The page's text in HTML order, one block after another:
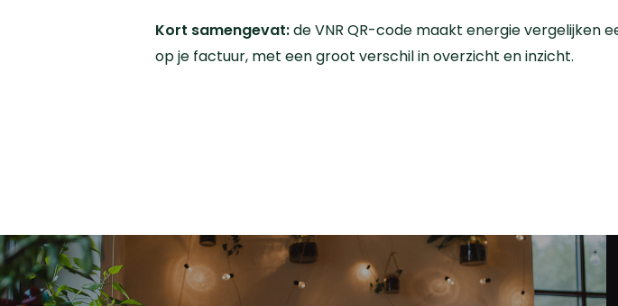
Kort samengevat:de VNR QR-code maakt energie vergelijken
op je factuur, met een groot verschil in overzicht en inzicht.